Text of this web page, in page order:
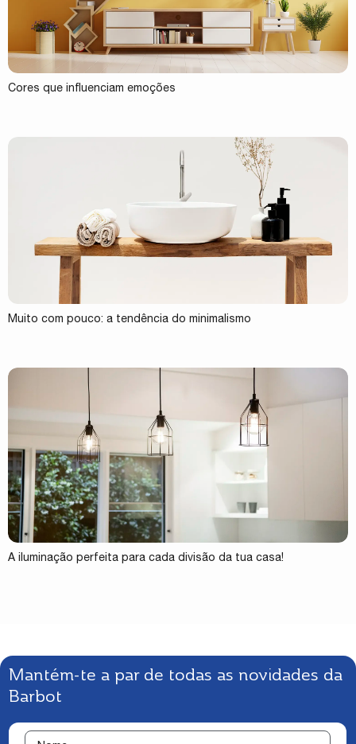
Cores que influenciam emoções
Muito com pouco: a tendência do minimalismo
A iluminação perfeita para cada divisão da tua casa!
Mantém-te a par de todas as novidades da
Barbot